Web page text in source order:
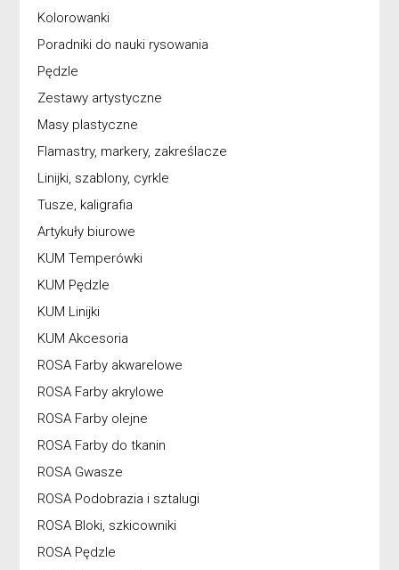
Kolorowanki
Poradniki do nauki rysowania
Pędzle
Zestawy artystyczne
Masy plastyczne
Flamastry, markery, zakreślacze
Linijki, szablony, cyrkle
Tusze, kaligrafia
Artykuły biurowe
KUM Temperówki
KUM Pędzle
KUM Linijki
KUM Akcesoria
ROSA Farby akwarelowe
ROSA Farby akrylowe
ROSA Farby olejne
ROSA Farby do tkanin
ROSA Gwasze
ROSA Podobrazia i sztalugi
ROSA Bloki, szkicowniki
ROSA Pędzle